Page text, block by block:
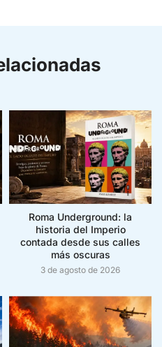
Roma Underground: la
historia del Imperio
contada desde sus calles
más oscuras
3 de agosto de 2026